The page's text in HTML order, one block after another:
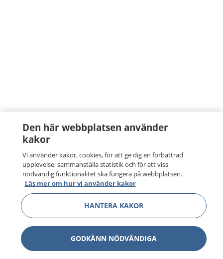
Den här webbplatsen använder
kakor
Vi använder kakor, cookies, för att ge dig en förbättrad
upplevelse, sammanställa statistik och för att viss
nödvändig funktionalitet ska fungera på webbplatsen.
Läs mer om hur vi använder kakor
HANTERA KAKOR
GODKÄNN NÖDVÄNDIGA